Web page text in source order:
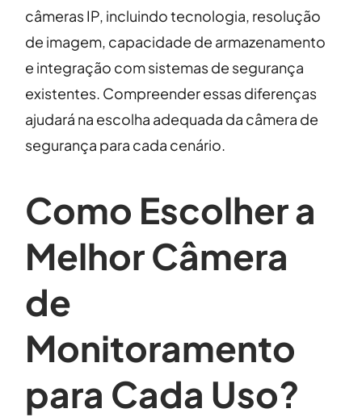
câmeras IP, incluindo tecnologia, resolução
de imagem, capacidade de armazenamento
e integração com sistemas de segurança
existentes. Compreender essas diferenças
ajudará na escolha adequada da câmera de
segurança para cada cenário.
Como Escolher a
Melhor Câmera
de
Monitoramento
para Cada Uso?